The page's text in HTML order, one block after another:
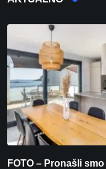
FOTO – Pronašli smo